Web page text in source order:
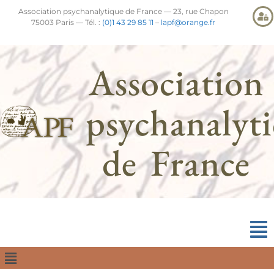
Association psychanalytique de France — 23, rue Chapon
75003 Paris — Tél. : (0)1 43 29 85 11 – lapf@orange.fr
Association
de France